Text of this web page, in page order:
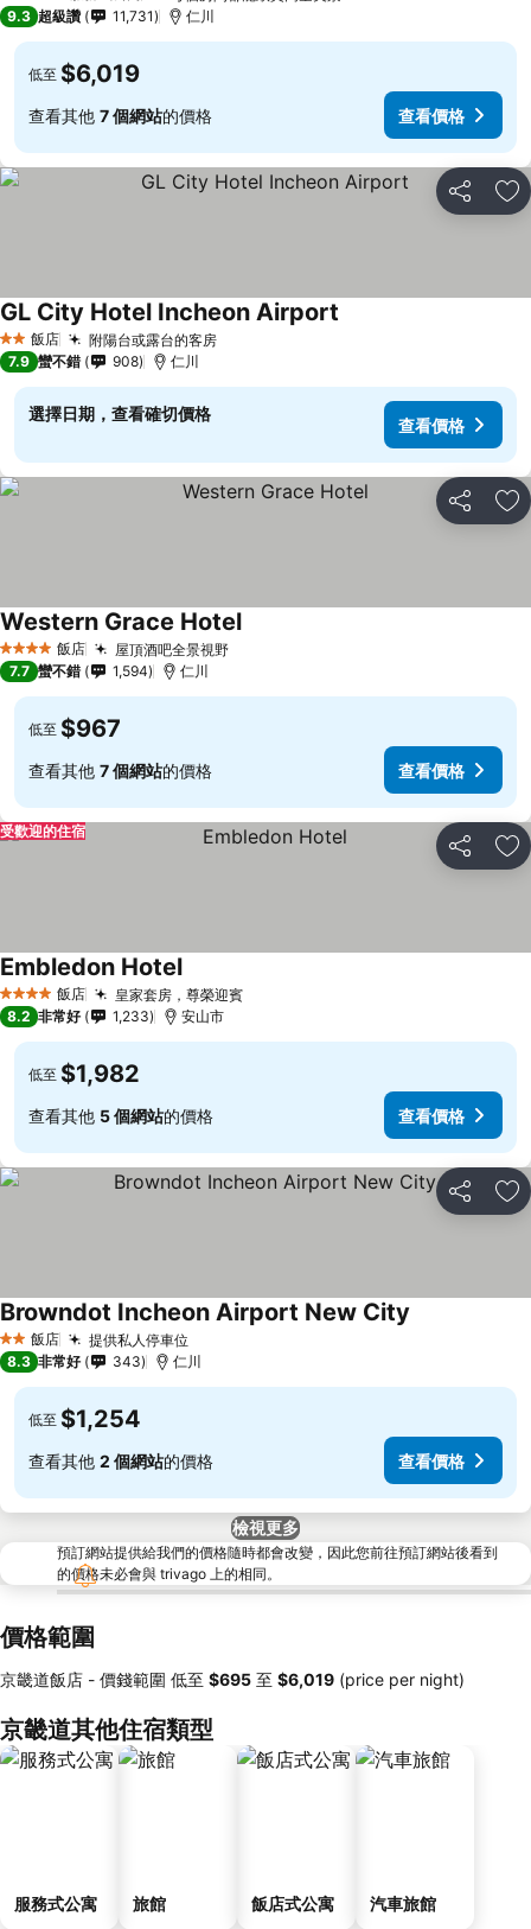
9.3 超級讚 11,731 仁川
低至 $6,019
查看其他 7 個網站的價格 查看價格
分享 加
2 星級飯店 附陽台或露台的客房
GL City Hotel Incheon Airport
7.9 蠻不錯 908 仁川
選擇日期，查看確切價格
查看價格
分享 加
4 星級 飯店 屋頂酒吧全景視野
Western Grace Hotel
7.7 蠻不錯 1,594 仁川
低至 $967
查看其他 7 個網站的價格 查看價格
分享 加
受歡迎的住宿
4 星級 飯店 皇家套房，尊榮迎賓
Embledon Hotel
8.2 非常好 1,233 安山市
低至 $1,982
查看其他 5 個網站的價格 查看價格
分享 加
2 星級飯店 提供私人停車位
Browndot Incheon Airport New City
8.3 非常好 343 仁川
低至 $1,254
查看其他 2 個網站的價格 查看價格
檢視更多
預訂網站提供給我們的價格隨時都會改變，因此您前往預訂網站後看到
的價格未必會與 trivago 上的相同。
價格範圍
京畿道飯店 - 價錢範圍 低至 ‎$695 至 ‎$6,019 (price per night)
京畿道其他住宿類型
服務式公寓 旅館 飯店式公寓 汽車旅館